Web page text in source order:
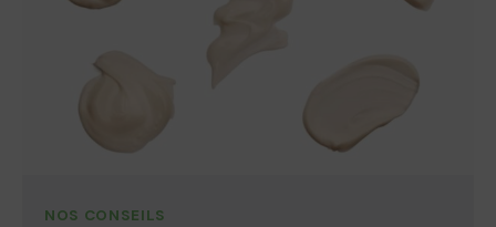
NOS CONSEILS